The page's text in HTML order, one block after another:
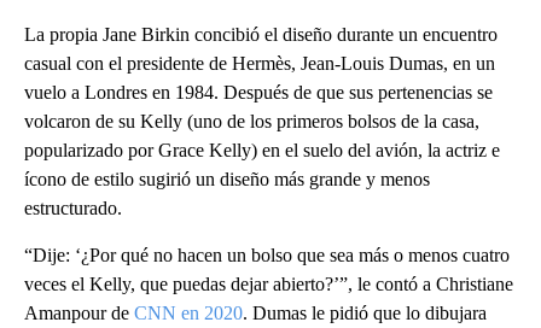
La propia Jane Birkin concibió el diseño durante un encuentro
casual con el presidente de Hermès, Jean-Louis Dumas, en un
vuelo a Londres en 1984. Después de que sus pertenencias se
volcaron de su Kelly (uno de los primeros bolsos de la casa,
popularizado por Grace Kelly) en el suelo del avión, la actriz e
ícono de estilo sugirió un diseño más grande y menos
estructurado.
“Dije: ‘¿Por qué no hacen un bolso que sea más o menos cuatro
veces el Kelly, que puedas dejar abierto?’”, le contó a Christiane
Amanpour de CNN en 2020. Dumas le pidió que lo dibujara